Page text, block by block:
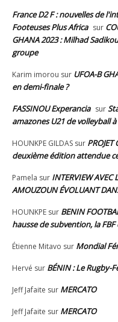
France D2 F : nouvelles de
Footeuses Plus Africa sur
GHANA 2023 : Milhad
groupe
Karim imorou sur UFOA-B
en demi-finale ?
FASSINOU Experancia sur
amazones U21 de volleyball à
HOUNKPE GILDAS sur
deuxième édition attendue
Pamela sur INTERVIEW AVEC
AMOUZOUN ÉVOLUANT
HOUNKPE sur BENIN
hausse de subvention, la
Étienne Mitavo sur Mondial
Hervé sur BÉNIN : Le Rugby-
Jeff Jafaite sur MERCATO
Jeff Jafaite sur MERCATO